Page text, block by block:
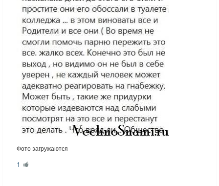
Фото загружаются
1